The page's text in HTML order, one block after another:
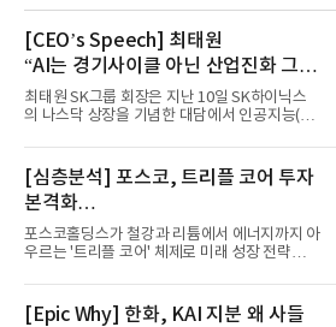
[CEO’s Speech] 최태원
“AI는 경기사이클 아닌 산업진화 그
자체”
최태원 SK그룹 회장은 지난 10일 SK하이닉스
의 나스닥 상장을 기념한 대담에서 인공지능(AI)
[심층분석] 포스코, 트리플 코어 투자
본격화
16조7천억원 투자 재원 마련 전략은?
포스코홀딩스가 철강과 리튬에서 에너지까지 아
우르는 '트리플 코어' 체제로 미래 성장 전략을
[Epic Why] 한화, KAI 지분 왜 사들